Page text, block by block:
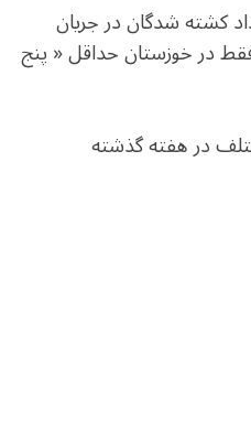
کشته شدگان در جریان
در خوزستان حداقل « پنج
در هفته گذشته